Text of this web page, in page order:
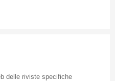
delle riviste specifiche